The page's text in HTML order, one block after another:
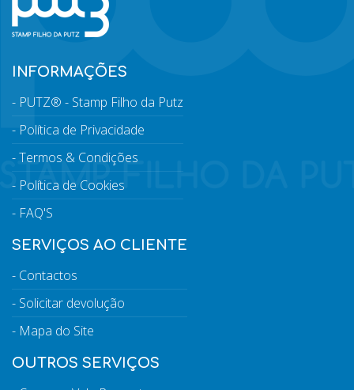
INFORMAÇÕES
PUTZ® - Stamp Filho da Putz
Política de Privacidade
Termos & Condições
Política de Cookies
FAQ'S
SERVIÇOS AO CLIENTE
Contactos
Solicitar devolução
Mapa do Site
OUTROS SERVIÇOS